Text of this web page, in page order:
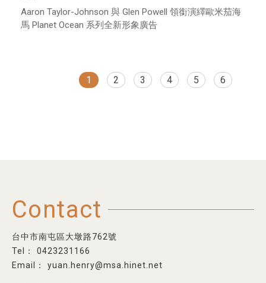
Aaron Taylor-Johnson 與 Glen Powell 領銜演繹歐米茄海
馬 Planet Ocean 系列全新形象廣告
1 2 3 4 5 6
Contact
台中市南屯區大墩路762號
0423231166
yuan.henry@msa.hinet.net